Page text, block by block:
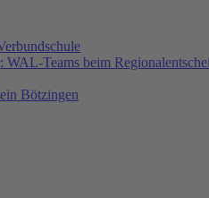
Teams beim
Bötzingen